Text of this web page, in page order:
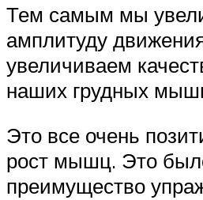
Тем самым мы
амплитуду
увеличиваем
наших грудных
Это все очень
рост мышц. Это
преимущество